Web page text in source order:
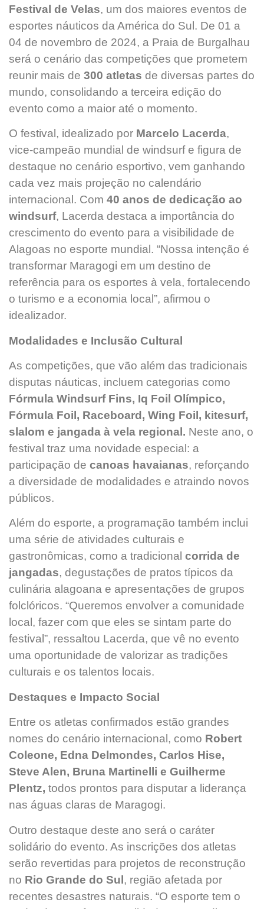
Festival de Velas, um dos maiores eventos de
esportes náuticos da América do Sul. De 01 a
04 de novembro de 2024, a Praia de Burgalhau
será o cenário das competições que prometem
reunir mais de 300 atletas de diversas partes do
mundo, consolidando a terceira edição do
evento como a maior até o momento.
O festival, idealizado por Marcelo Lacerda,
vice-campeão mundial de windsurf e figura de
destaque no cenário esportivo, vem ganhando
cada vez mais projeção no calendário
internacional. Com 40 anos de dedicação ao
windsurf, Lacerda destaca a importância do
crescimento do evento para a visibilidade de
Alagoas no esporte mundial. “Nossa intenção é
transformar Maragogi em um destino de
referência para os esportes à vela, fortalecendo
o turismo e a economia local”, afirmou o
idealizador.
Modalidades e Inclusão Cultural
As competições, que vão além das tradicionais
disputas náuticas, incluem categorias como
Fórmula Windsurf Fins, Iq Foil Olímpico,
Fórmula Foil, Raceboard, Wing Foil, kitesurf,
slalom e jangada à vela regional. Neste ano, o
festival traz uma novidade especial: a
participação de canoas havaianas, reforçando
a diversidade de modalidades e atraindo novos
públicos.
Além do esporte, a programação também inclui
uma série de atividades culturais e
gastronômicas, como a tradicional corrida de
jangadas, degustações de pratos típicos da
culinária alagoana e apresentações de grupos
folclóricos. “Queremos envolver a comunidade
local, fazer com que eles se sintam parte do
festival”, ressaltou Lacerda, que vê no evento
uma oportunidade de valorizar as tradições
culturais e os talentos locais.
Destaques e Impacto Social
Entre os atletas confirmados estão grandes
nomes do cenário internacional, como Robert
Coleone, Edna Delmondes, Carlos Hise,
Steve Alen, Bruna Martinelli e Guilherme
Plentz, todos prontos para disputar a liderança
nas águas claras de Maragogi.
Outro destaque deste ano será o caráter
solidário do evento. As inscrições dos atletas
serão revertidas para projetos de reconstrução
no Rio Grande do Sul, região afetada por
recentes desastres naturais. “O esporte tem o